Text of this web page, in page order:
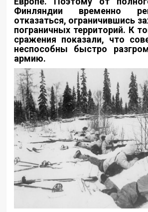
Финляндии временно
отказаться, ограничившись
пограничных территорий. К
сражения показали, что
неспособны быстро
армию.